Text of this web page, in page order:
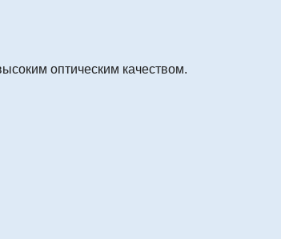
оптическим качеством.